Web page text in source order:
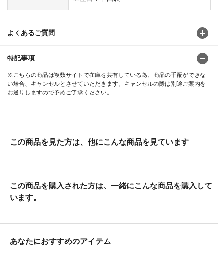
よくあるご質問
特記事項
※こちらの商品は複数サイトで在庫を共有している為、商品の手配ができな
い場合、キャンセルとさせていただきます。キャンセルの際は別途ご案内を
お送りしますので予めご了承ください。
この商品を見た方は、他にこんな商品を見ています
この商品を購入された方は、一緒にこんな商品を購入して
います。
あなたにおすすめのアイテム